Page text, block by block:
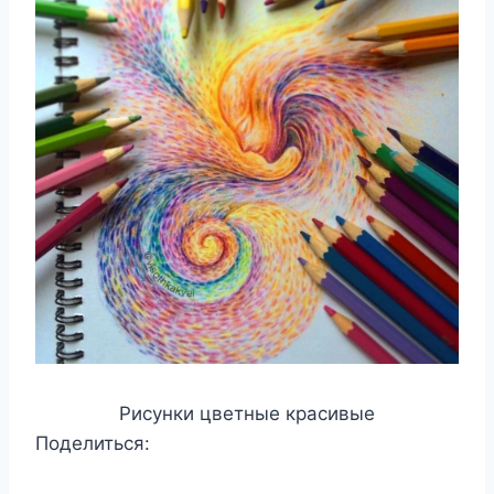
Рисунки цветные красивые
Поделиться: